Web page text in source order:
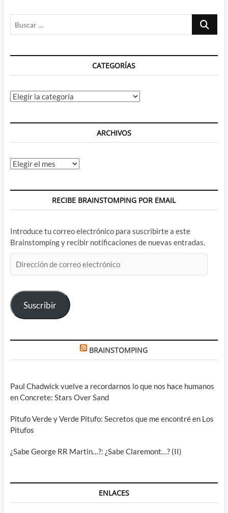
recuperar
de
vieja
Buscar
CATEGORÍAS
Categorías
ARCHIVOS
Archivos
RECIBE BRAINSTOMPING POR EMAIL
Introduce tu correo electrónico para suscribirte a este
Brainstomping y recibir notificaciones de nuevas entradas.
de
electrónico
Suscribir
BRAINSTOMPING
Paul Chadwick vuelve a recordarnos lo que nos hace humanos
en Concrete: Stars Over Sand
Pitufo Verde y Verde Pitufo: Secretos que me encontré en Los
Pitufos
¿Sabe George RR Martin…?: ¿Sabe Claremont…? (II)
ENLACES